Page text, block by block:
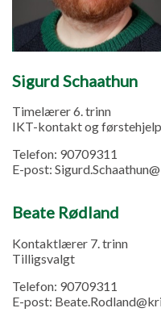
Sigurd Schaathun
Timelærer 6. trinn
IKT-kontakt og
Telefon: 90709311
E-post:
Beate Rødland
Kontaktlærer 7. trinn
Tilligsvalgt
Telefon: 90709311
E-post: